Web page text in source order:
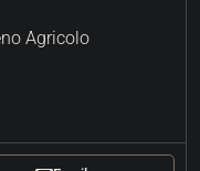
Agricolo